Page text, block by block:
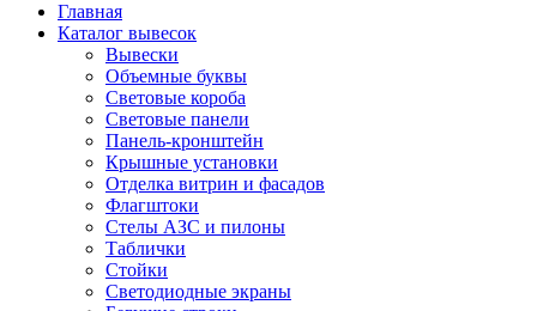
Главная
Каталог вывесок
Вывески
Объемные буквы
Световые короба
Световые панели
Панель-кронштейн
Крышные установки
Отделка витрин и фасадов
Флагштоки
Стелы АЗС и пилоны
Таблички
Стойки
Светодиодные экраны